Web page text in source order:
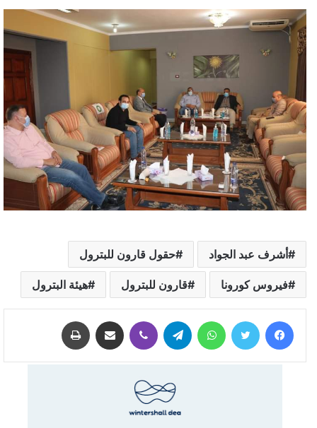
أشرف عبد الجواد حقول قارون للبترول
فيروس كورونا قارون للبترول هيئة البترول
فيسبوك تويتر واتساب تيلقرام ڤايبر مشاركة عبر البريد